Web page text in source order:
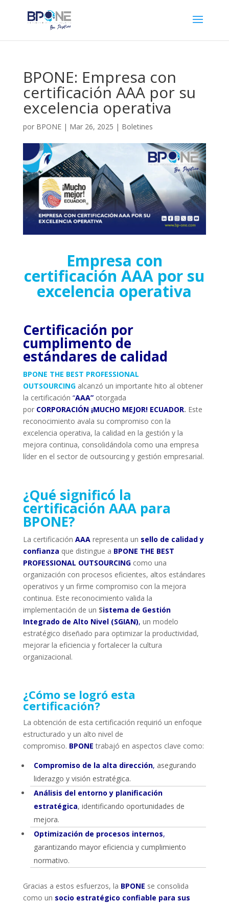
BPONE: Empresa con
certificación AAA por su
excelencia operativa
por BPONE| Mar 26, 2025 | Boletines
Empresa con
certificación AAA por su
excelencia operativa
Certificación por
cumplimento de
estándares de calidad
BPONE THE BEST PROFESSIONAL
OUTSOURCING alcanzó un importante hito al obtener
la certificación “AAA”otorgada
por CORPORACIÓN ¡MUCHO MEJOR! ECUADOR. Este
reconocimiento avala su compromiso con la
excelencia operativa, la calidad en la gestión y la
mejora continua, consolidándola como una empresa
líder en el sector de outsourcing y gestión empresarial.
¿Qué significó la
certificación AAA para
BPONE?
La certificación AAArepresenta un sello de calidad y
confianza que distingue a BPONE THE BEST
PROFESSIONAL OUTSOURCINGcomo una
organización con procesos eficientes, altos estándares
operativos y un firme compromiso con la mejora
continua. Este reconocimiento valida la
implementación de un Sistema de Gestión
Integrado de Alto Nivel (SGIAN), un modelo
estratégico diseñado para optimizar la productividad,
mejorar la eficiencia y fortalecer la cultura
organizacional.
¿Cómo se logró esta
certificación?
La obtención de esta certificación requirió un enfoque
estructurado y un alto nivel de
compromiso. BPONE trabajó en aspectos clave como:
Compromiso de la alta dirección, asegurando
liderazgo y visión estratégica.
Análisis del entorno y planificación
estratégica, identificando oportunidades de
mejora.
Optimización de procesos internos,
garantizando mayor eficiencia y cumplimiento
normativo.
Gracias a estos esfuerzos, la BPONE se consolida
como un socio estratégico confiable para sus